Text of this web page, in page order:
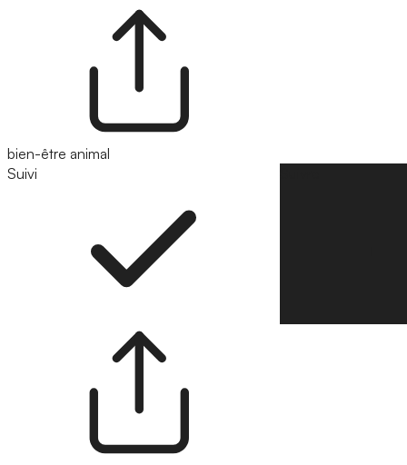
bien-être animal
Suivi